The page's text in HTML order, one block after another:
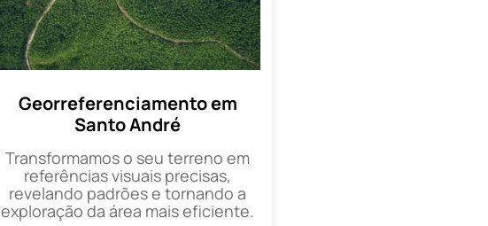
Georreferenciamento em
Santo André
Transformamos o seu terreno em
referências visuais precisas,
revelando padrões e tornando a
exploração da área mais eficiente.